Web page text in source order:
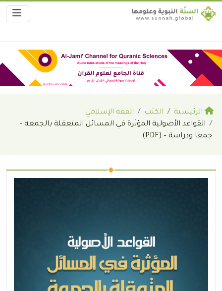
الرئيسية الكتب
الفقه الإسلامي
القواعد الأصولية المؤثرة في المسائل المتعقلة بالجمعة –
جمعا ودراسة – (PDF)